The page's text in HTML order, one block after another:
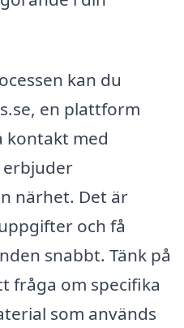
kan du
en plattform
kontakt med
närhet. Det är
och få
snabbt. Tänk på
fråga om specifika
som används